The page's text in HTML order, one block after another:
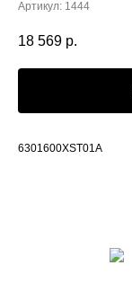
Артикул: 1444
18 569 р.
6301600XST01A